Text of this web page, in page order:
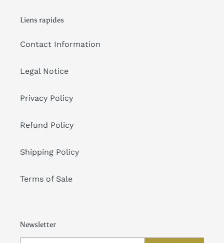
Liens rapides
Contact Information
Legal Notice
Privacy Policy
Refund Policy
Shipping Policy
Terms of Sale
Newsletter